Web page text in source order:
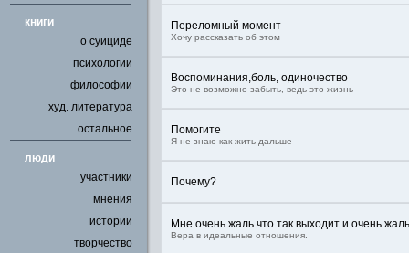
книги
о суициде
психологии
философии
худ. литература
остальное
люди
участники
мнения
истории
творчество
Переломный момент
Хочу рассказать об этом
Воспоминания,боль, одиночество
Это не возможно забыть, ведь это жизнь
Помогите
Я не знаю как жить дальше
Почему?
Мне очень жаль что так выходит и очень
Вера в идеальные отношения.